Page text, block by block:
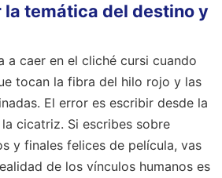
temática del destino y
a caer en el cliché cursi cuando
tocan la fibra del hilo rojo y las
El error es escribir desde la
cicatriz. Si escribes sobre
y finales felices de película, vas
de los vínculos humanos es